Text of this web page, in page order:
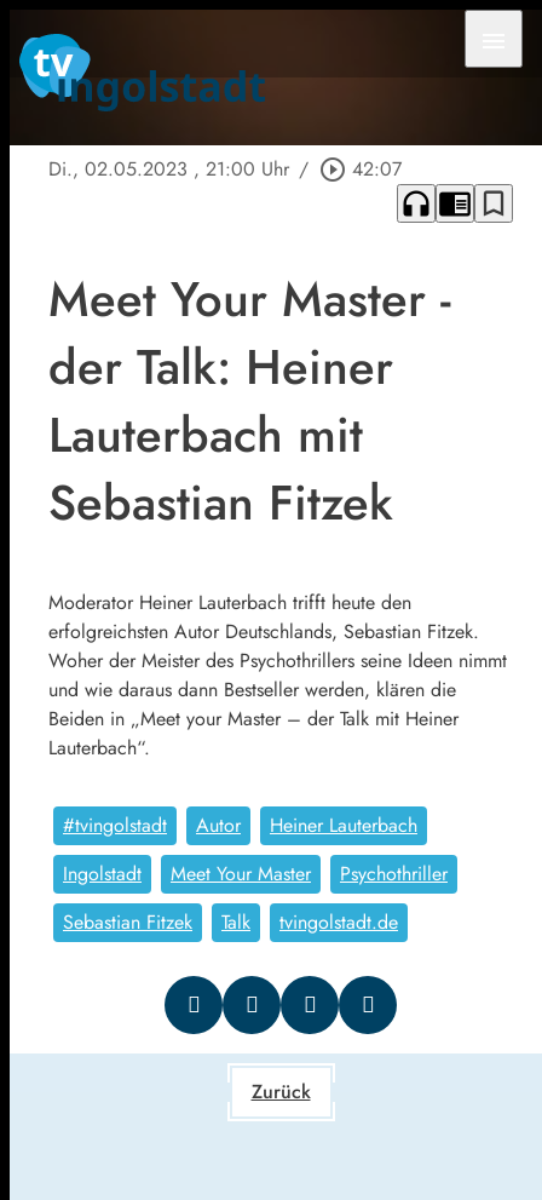
Di., 02.05.2023 , 21:00 Uhr / play_circle_outline 42:07
headphones chrome_reader_mode bookmark_border
Meet Your Master -
der Talk: Heiner
Lauterbach mit
Sebastian Fitzek
Moderator Heiner Lauterbach trifft heute den
erfolgreichsten Autor Deutschlands, Sebastian Fitzek.
Woher der Meister des Psychothrillers seine Ideen nimmt
und wie daraus dann Bestseller werden, klären die
Beiden in „Meet your Master – der Talk mit Heiner
Lauterbach“.
#tvingolstadt Autor
Heiner Lauterbach
Ingolstadt
Meet Your Master
Psychothriller
Sebastian Fitzek
Talk tvingolstadt.de
Zurück